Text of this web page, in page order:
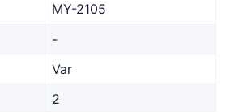
MY-2105
-
Var
2